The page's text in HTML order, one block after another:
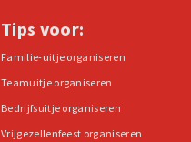
Tips voor:
Familie-uitje organiseren
Teamuitje organiseren
Bedrijfsuitje organiseren
Vrijgezellenfeest organiseren